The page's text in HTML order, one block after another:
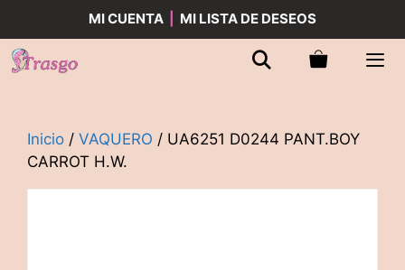
contenido
MI CUENTA MI LISTA DE DESEOS
Inicio / VAQUERO / UA6251 D0244 PANT.BOY
CARROT H.W.